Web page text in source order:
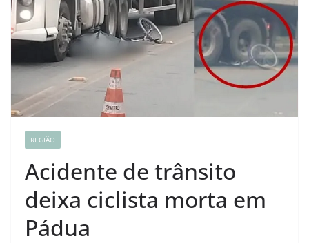
REGIÃO
Acidente de trânsito
deixa ciclista morta em
Pádua